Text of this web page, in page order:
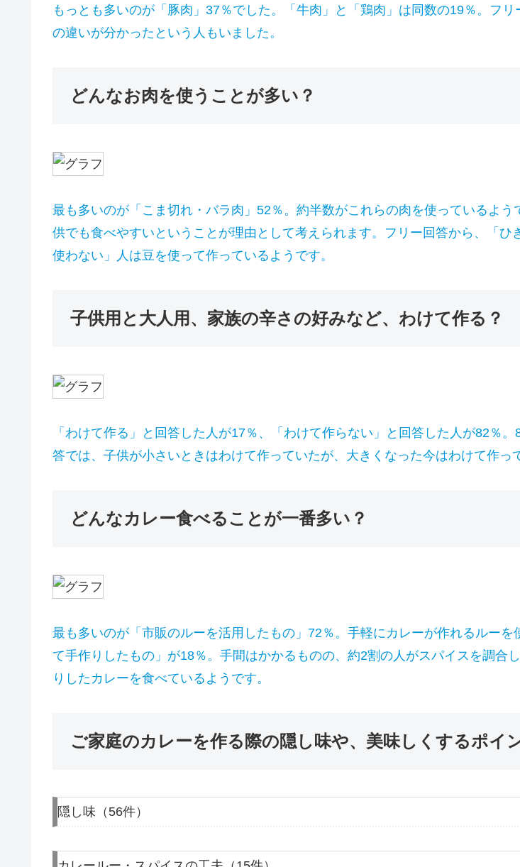
もっとも多いのが「豚肉」37％でした。「牛肉」と「鶏肉」は同数の19％。フ
の違いが分かったという人もいました。
どんなお肉を使うことが多い？
最も多いのが「こま切れ・バラ肉」52％。約半数がこれらの肉を使っているよ
供でも食べやすいということが理由として考えられます。フリー回答から、「
使わない」人は豆を使って作っているようです。
子供用と大人用、家族の辛さの好みなど、わけて作る？
「わけて作る」と回答した人が17％、「わけて作らない」と回答した人が82％
答では、子供が小さいときはわけて作っていたが、大きくなった今はわけて作っ
どんなカレー食べることが一番多い？
最も多いのが「市販のルーを活用したもの」72％。手軽にカレーが作れるルー
て手作りしたもの」が18％。手間はかかるものの、約2割の人がスパイスを調
りしたカレーを食べているようです。
ご家庭のカレーを作る際の隠し味や、美味しくするポイ
隠し味（56件）